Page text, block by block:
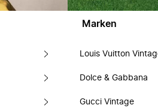
Marken
Louis Vuitton
Dolce & Gabbana
Gucci Vintage